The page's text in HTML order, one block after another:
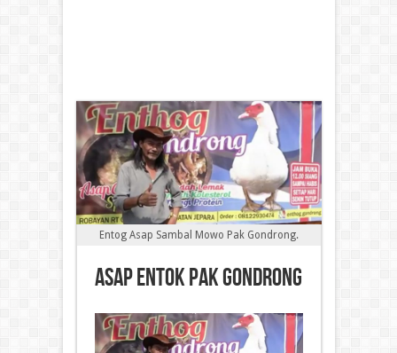
Entog Asap Sambal Mowo Pak Gondrong.
asap entok pak gondrong